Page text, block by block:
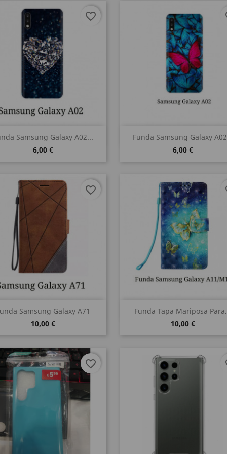
Samsung Galaxy A02...
6,00 €
Vista rápida
favorite_border
Funda Samsung Galaxy
6,00 €
Vista rápida
Samsung Galaxy A71
10,00 €
Vista rápida
favorite_border
Funda Tapa Mariposa
10,00 €
Vista rápida
favorite_border